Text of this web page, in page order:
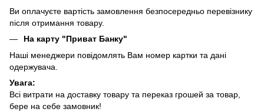
Ви оплачуєте вартість замовлення безпосередньо перевізнику
після отримання товару.
На карту "Приват Банку"
Наші менеджери повідомлять Вам номер картки та дані
одержувача.
Увага:
Всі витрати на доставку товару та переказ грошей за товар,
бере на себе замовник!